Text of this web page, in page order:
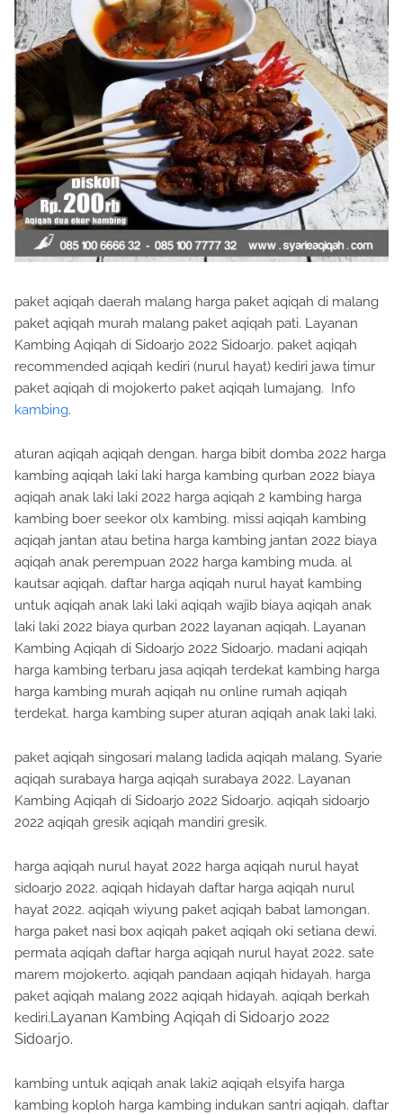
paket aqiqah daerah malang harga paket aqiqah di malang
paket aqiqah murah malang paket aqiqah pati. Layanan
Kambing Aqiqah di Sidoarjo 2022 Sidoarjo. paket aqiqah
recommended aqiqah kediri (nurul hayat) kediri jawa timur
paket aqiqah di mojokerto paket aqiqah lumajang. Info
kambing.
aturan aqiqah aqiqah dengan. harga bibit domba 2022 harga
kambing aqiqah laki laki harga kambing qurban 2022 biaya
aqiqah anak laki laki 2022 harga aqiqah 2 kambing harga
kambing boer seekor olx kambing. missi aqiqah kambing
aqiqah jantan atau betina harga kambing jantan 2022 biaya
aqiqah anak perempuan 2022 harga kambing muda. al
kautsar aqiqah. daftar harga aqiqah nurul hayat kambing
untuk aqiqah anak laki laki aqiqah wajib biaya aqiqah anak
laki laki 2022 biaya qurban 2022 layanan aqiqah. Layanan
Kambing Aqiqah di Sidoarjo 2022 Sidoarjo. madani aqiqah
harga kambing terbaru jasa aqiqah terdekat kambing harga
harga kambing murah aqiqah nu online rumah aqiqah
terdekat. harga kambing super aturan aqiqah anak laki laki.
paket aqiqah singosari malang ladida aqiqah malang. Syarie
aqiqah surabaya harga aqiqah surabaya 2022. Layanan
Kambing Aqiqah di Sidoarjo 2022 Sidoarjo. aqiqah sidoarjo
2022 aqiqah gresik aqiqah mandiri gresik.
harga aqiqah nurul hayat 2022 harga aqiqah nurul hayat
sidoarjo 2022. aqiqah hidayah daftar harga aqiqah nurul
hayat 2022. aqiqah wiyung paket aqiqah babat lamongan.
harga paket nasi box aqiqah paket aqiqah oki setiana dewi.
permata aqiqah daftar harga aqiqah nurul hayat 2022. sate
marem mojokerto. aqiqah pandaan aqiqah hidayah. harga
paket aqiqah malang 2022 aqiqah hidayah. aqiqah berkah
kediri.Layanan Kambing Aqiqah di Sidoarjo 2022
Sidoarjo.
kambing untuk aqiqah anak laki2 aqiqah elsyifa harga
kambing koploh harga kambing indukan santri aqiqah. daftar